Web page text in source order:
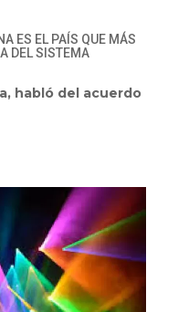
ES EL PAÍS QUE MÁS
DEL SISTEMA
habló del acuerdo